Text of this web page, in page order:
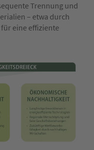
Trennung und
– etwa durch
eine effiziente